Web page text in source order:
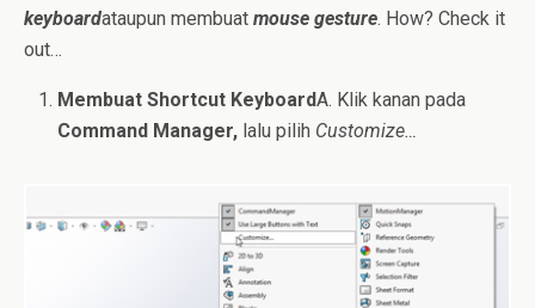
keyboardataupun membuat mouse gesture. How? Check it
out…
Membuat Shortcut KeyboardA. Klik kanan pada
Command Manager, lalu pilih Customize…